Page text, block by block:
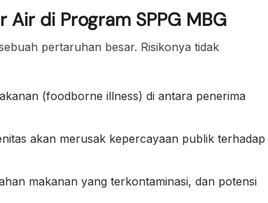
di Program SPPG MBG
pertaruhan besar. Risikonya tidak
(foodborne illness) di antara penerima
akan merusak kepercayaan publik terhadap
makanan yang terkontaminasi, dan potensi